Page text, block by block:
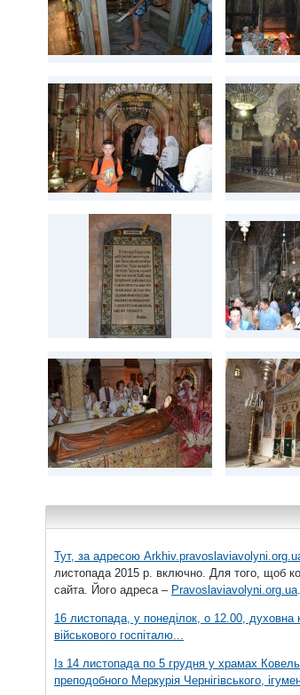
Тут, за адресою
листопада 2015 р. включно. Для того, щоб
сайта. Його адреса – Pravoslaviavolyni.org.ua.
16 листопада, у понеділок, о 12.00, духовна
військового госпіталю...
Із 14 листопада по 5 грудня у храмах
преподобного Меркурія Чернігівського,